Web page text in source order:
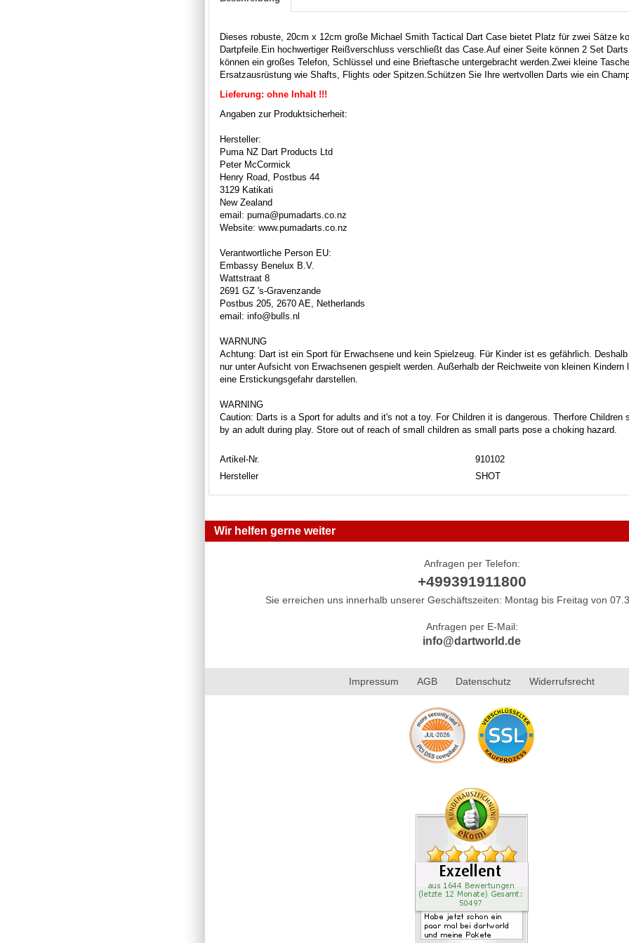
Dieses robuste, 20cm x 12cm große Michael Smith Tactical Dart Case bietet Platz für zwei Sätze
Dartpfeile. Ein hochwertiger Reißverschluss verschließt das Case. Auf einer Seite können 2 Set
können ein großes Telefon, Schlüssel und eine Brieftasche untergebracht werden. Zwei kleine
Ersatzausrüstung wie Shafts, Flights oder Spitzen. Schützen Sie Ihre wertvollen Darts wie ein
Lieferung: ohne Inhalt !!!
Angaben zur Produktsicherheit:
Hersteller:
Puma NZ Dart Products Ltd
Peter McCormick
Henry Road, Postbus 44
3129 Katikati
New Zealand
email: puma@pumadarts.co.nz
Website: www.pumadarts.co.nz
Verantwortliche Person EU:
Embassy Benelux B.V.
Wattstraat 8
2691 GZ 's-Gravenzande
Postbus 205, 2670 AE, Netherlands
email: info@bulls.nl
WARNUNG
Achtung: Dart ist ein Sport für Erwachsene und kein Spielzeug. Für Kinder ist es gefährlich.
nur unter Aufsicht von Erwachsenen gespielt werden. Außerhalb der Reichweite von kleinen Kindern
eine Erstickungsgefahr darstellen.
WARNING
Caution: Darts is a Sport for adults and it's not a toy. For Children it is dangerous. Therfore Children
by an adult during play. Store out of reach of small children as small parts pose a choking hazard.
Artikel-Nr.
910102
Hersteller
SHOT
Wir helfen gerne weiter
Anfragen per Telefon:
+499391911800
Sie erreichen uns innerhalb unserer Geschäftszeiten: Montag bis Freitag von
Anfragen per E-Mail:
info@dartworld.de
Impressum AGB Datenschutz Widerrufsrecht